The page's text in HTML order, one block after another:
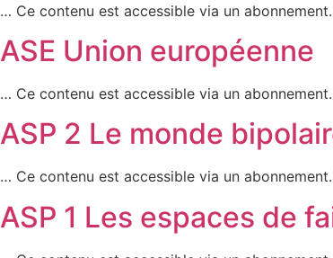
… Ce contenu est accessible via un
ASE Union européenne
… Ce contenu est accessible via un
ASP 2 Le monde
… Ce contenu est accessible via un
ASP 1 Les espaces de